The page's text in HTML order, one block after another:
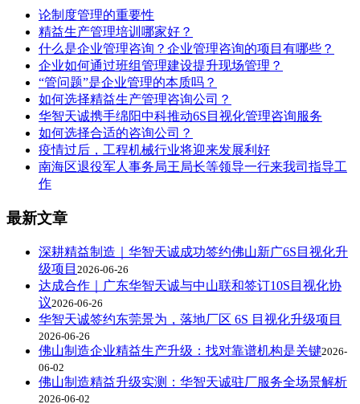
论制度管理的重要性
精益生产管理培训哪家好？
什么是企业管理咨询？企业管理咨询的项目有哪些？
企业如何通过班组管理建设提升现场管理？
“管问题”是企业管理的本质吗？
如何选择精益生产管理咨询公司？
华智天诚携手绵阳中科推动6S目视化管理咨询服务
如何选择合适的咨询公司？
疫情过后，工程机械行业将迎来发展利好
南海区退役军人事务局王局长等领导一行来我司指导工
作
最新文章
深耕精益制造｜华智天诚成功签约佛山新广6S目视化升
级项目 2026-06-26
达成合作｜广东华智天诚与中山联和签订10S目视化协
议2026-06-26
华智天诚签约东莞景为，落地厂区 6S 目视化升级项目
2026-06-26
佛山制造企业精益生产升级：找对靠谱机构是关键2026-
06-02
佛山制造精益升级实测：华智天诚驻厂服务全场景解析
2026-06-02